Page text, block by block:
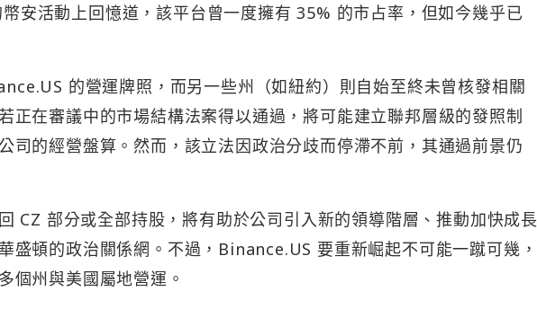
安活動上回憶道，該平台曾一度擁有 35% 的市占率，但如今幾乎已
的營運牌照，而另一些州（如紐約）則自始至終未曾核發相關
正在審議中的市場結構法案得以通過，將可能建立聯邦層級的發照制
司的經營盤算。然而，該立法因政治分歧而停滯不前，其通過前景仍
CZ 部分或全部持股，將有助於公司引入新的領導階層、推動加快成長
盛頓的政治關係網。不過，Binance.US 要重新崛起不可能一蹴可幾，
個州與美國屬地營運。